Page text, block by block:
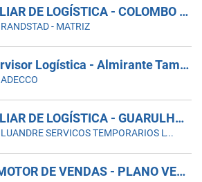
AUXILIAR DE LOGÍSTICA - COLOMBO - PR
RANDSTAD - MATRIZ
Supervisor Logística - Almirante Tamandaré
ADECCO
AUXILIAR DE LOGÍSTICA - GUARULHOS
LUANDRE SERVICOS TEMPORARIOS LTDA. (C-I)
PROMOTOR DE VENDAS - PLANO VERÃO 2026